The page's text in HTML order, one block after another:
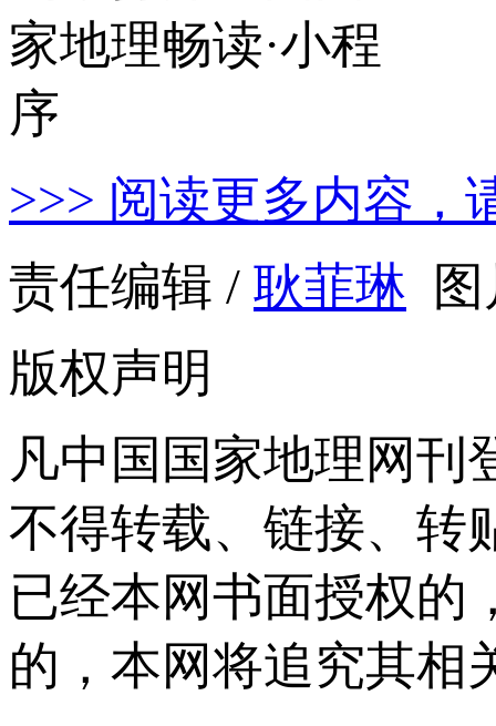
>>> 阅读更多内容，
责任编辑 / 耿菲琳
版权声明
凡中国国家地理网刊
不得转载、链接、转
已经本网书面授权的
的，本网将追究其相